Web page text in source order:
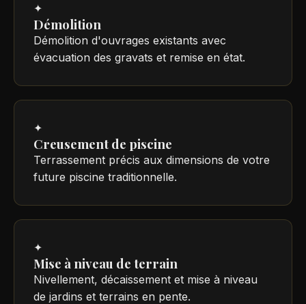
✦
Démolition
Démolition d'ouvrages existants avec
évacuation des gravats et remise en état.
✦
Creusement de piscine
Terrassement précis aux dimensions de votre
future piscine traditionnelle.
✦
Mise à niveau de terrain
Nivellement, décaissement et mise à niveau
de jardins et terrains en pente.